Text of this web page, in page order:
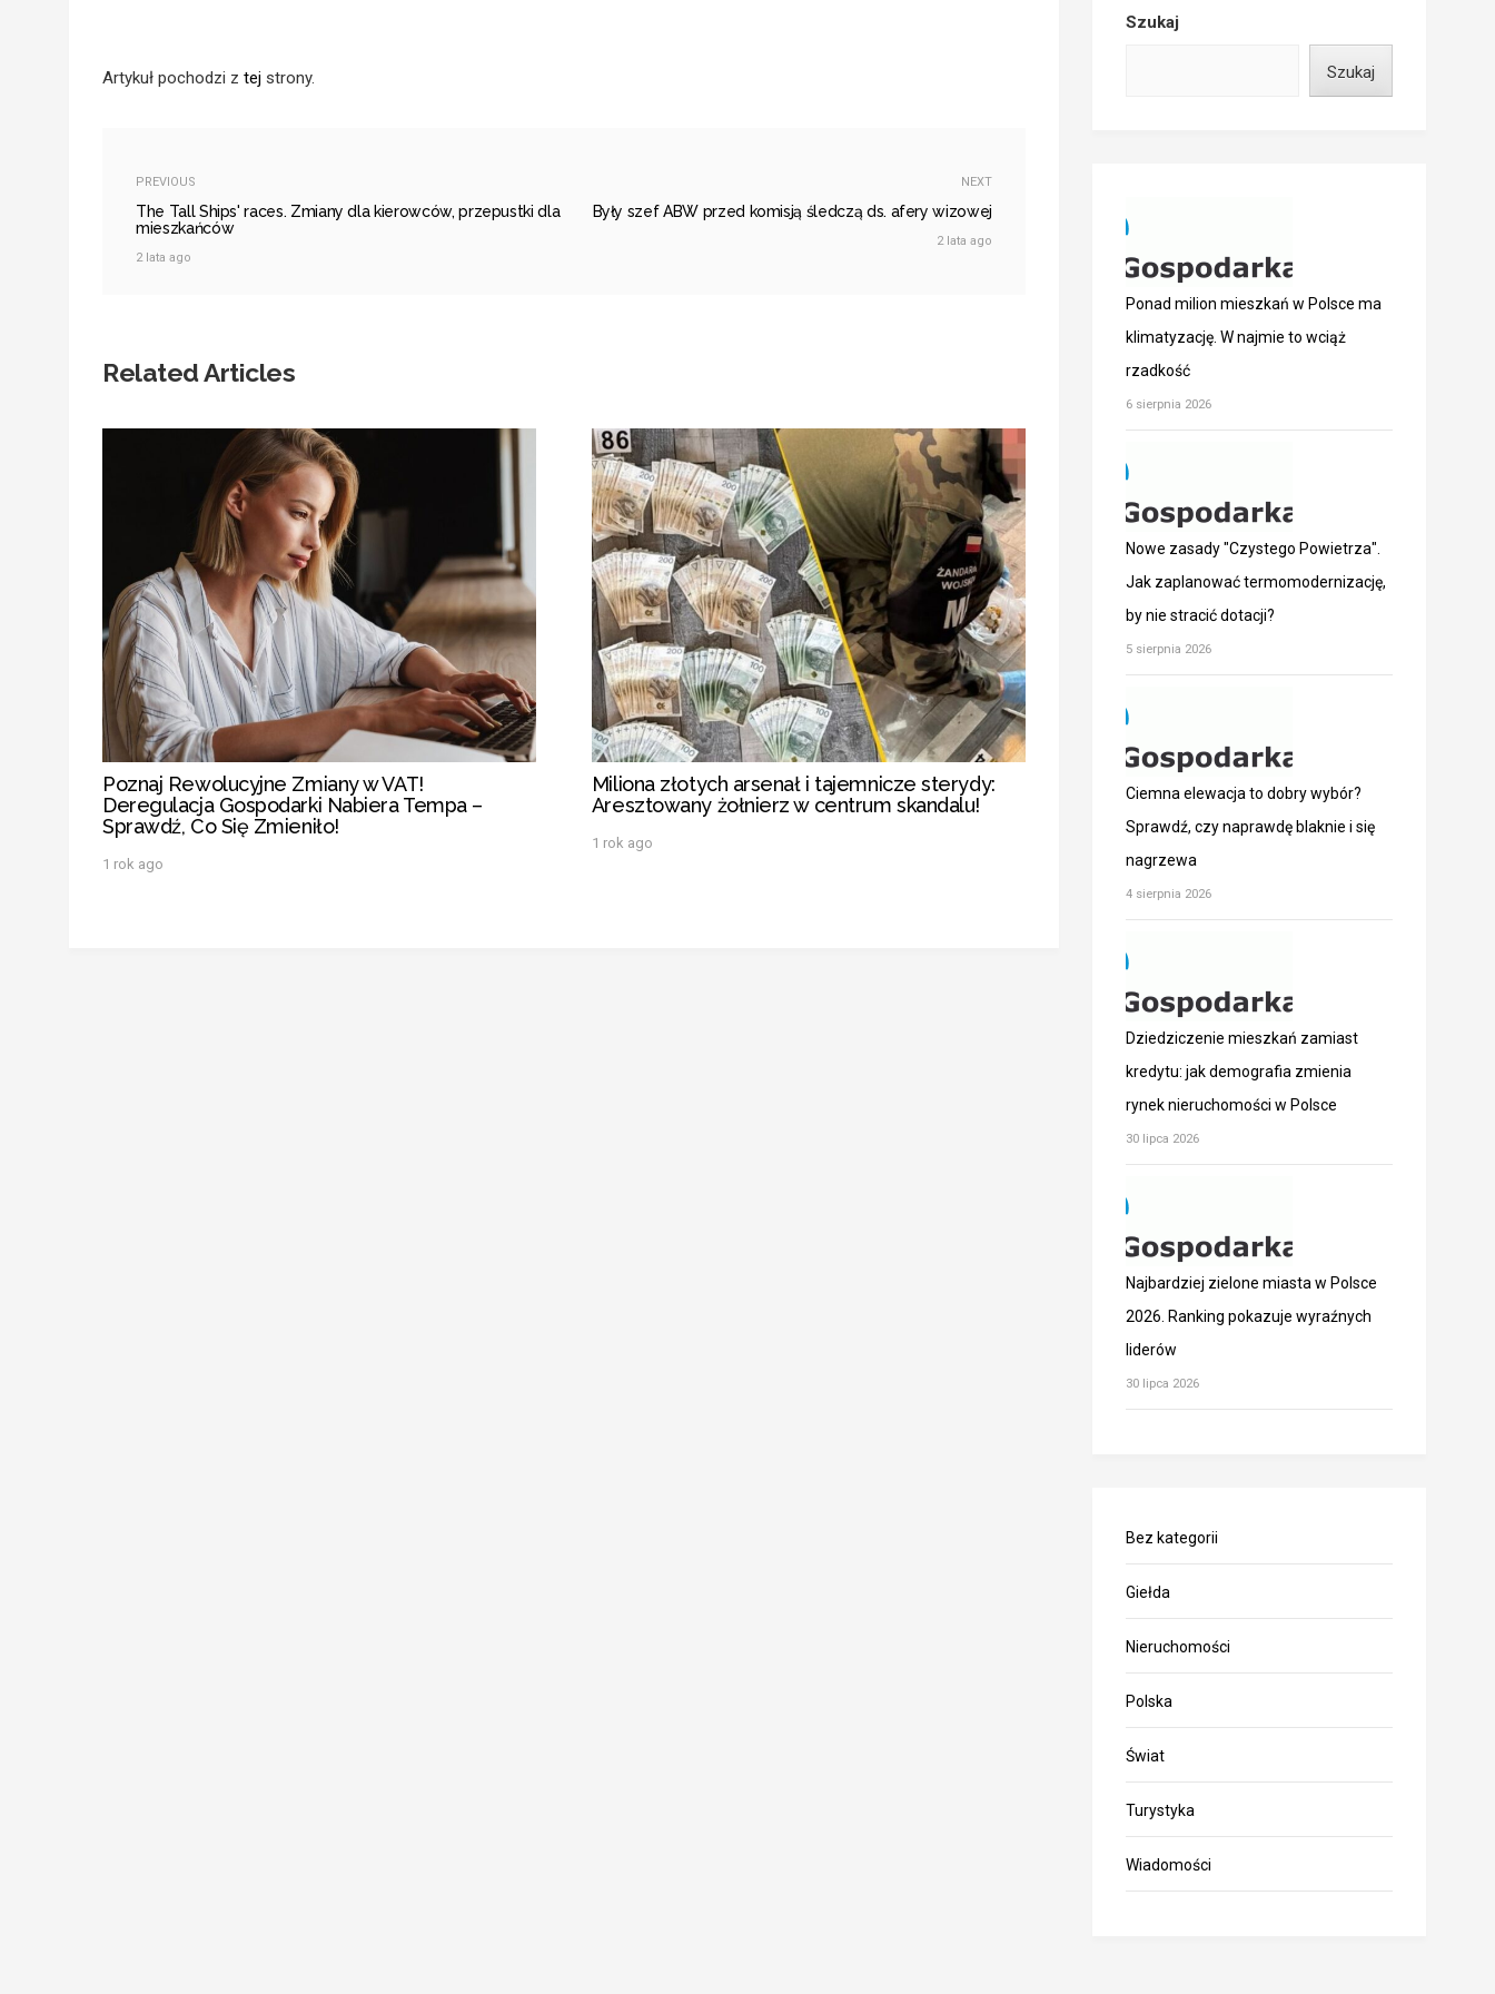
Artykuł pochodzi z tej strony.
PREVIOUS
The Tall Ships' races. Zmiany dla kierowców, przepustki dla
mieszkańców
2 lata ago
NEXT
​Były szef ABW przed komisją śledczą ds. afery wizowej
2 lata ago
Related Articles
Poznaj Rewolucyjne Zmiany w VAT!
Deregulacja Gospodarki Nabiera Tempa –
Sprawdź, Co Się Zmieniło!
1 rok ago
Miliona złotych arsenał i tajemnicze sterydy:
Aresztowany żołnierz w centrum skandalu!
1 rok ago
Szukaj
Szukaj
Ponad milion mieszkań w Polsce ma
klimatyzację. W najmie to wciąż
rzadkość
6 sierpnia 2026
Nowe zasady "Czystego Powietrza".
Jak zaplanować termomodernizację,
by nie stracić dotacji?
5 sierpnia 2026
Ciemna elewacja to dobry wybór?
Sprawdź, czy naprawdę blaknie i się
nagrzewa
4 sierpnia 2026
Dziedziczenie mieszkań zamiast
kredytu: jak demografia zmienia
rynek nieruchomości w Polsce
30 lipca 2026
Najbardziej zielone miasta w Polsce
2026. Ranking pokazuje wyraźnych
liderów
30 lipca 2026
Bez kategorii
Giełda
Nieruchomości
Polska
Świat
Turystyka
Wiadomości